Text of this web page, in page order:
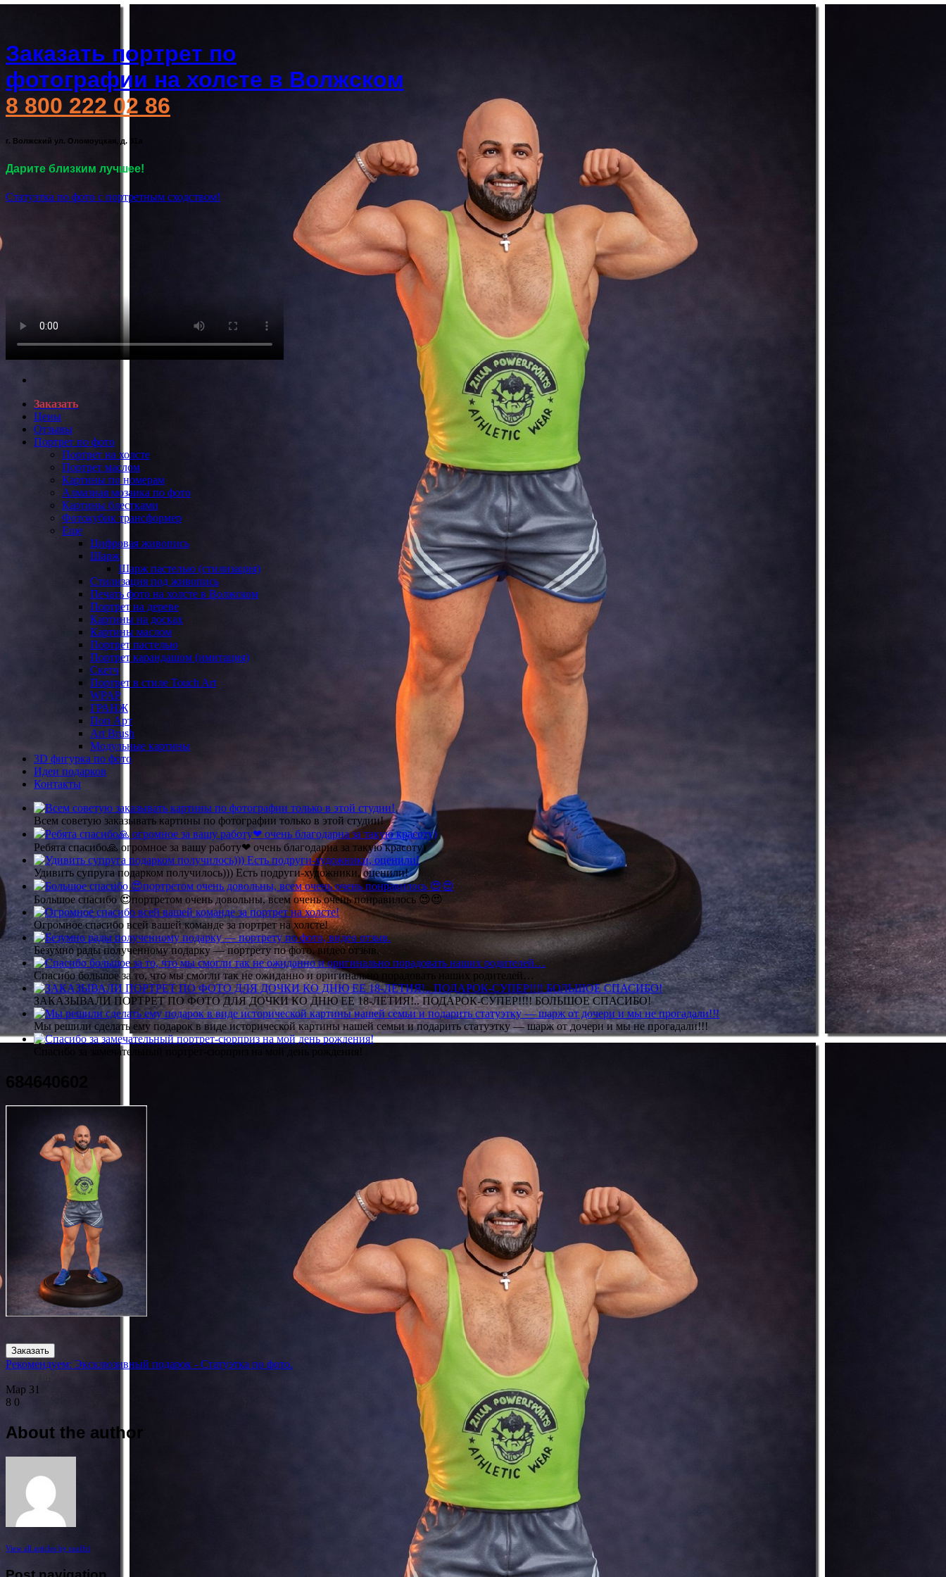
Заказать портрет по
фотографии на холсте в Волжском
8 800 222 02 86
г. Волжский ул. Оломоуцкая, д. 31а
Дарите близким лучшее!
Статуэтка по фото с портретным сходством!
Заказать
Цены
Отзывы
Портрет по фото
Портрет на холсте
Портрет маслом
Картины по номерам
Алмазная мозаика по фото
Картины блестками
Фотокубик трансформер
Еще
Цифровая живопись
Шарж
Шарж пастелью (стилизация)
Стилизация под живопись
Печать фото на холсте в Волжском
Портрет на дереве
Картины на досках
Картины маслом
Портрет пастелью
Портрет карандашом (имитация)
Скетч
Портрет в стиле Touch Art
WPAP
ГРАНЖ
Поп Арт
Art Brush
Модульные картины
3D фигурка по фото
Идеи подарков
Контакты
Всем советую заказывать картины по фотографии только в этой студии!
Ребята спасибо🙏 огромное за вашу работу❤ очень благодарна за такую красоту)
Удивить супруга подарком получилось))) Есть подруги-художники, оценили!
Большое спасибо 😍портретом очень довольны, всем очень очень понравилось 😍😍
Огромное спасибо всей вашей команде за портрет на холсте!
Безумно рады полученному подарку — портрету по фото, видео отзыв.
Спасибо большое за то, что мы смогли так не ожиданно и оригинально порадовать наших родителей…
ЗАКАЗЫВАЛИ ПОРТРЕТ ПО ФОТО ДЛЯ ДОЧКИ КО ДНЮ ЕЕ 18-ЛЕТИЯ!.. ПОДАРОК-СУПЕР!!!! БОЛЬШОЕ СПАСИБО!
Мы решили сделать ему подарок в виде исторической картины нашей семьи и подарить статуэтку — шарж от дочери и мы не прогадали!!!
Спасибо за замечательный портрет-сюрприз на мой день рождения!
684640602
Заказать
Рекомендуем: Эксклюзивный подарок - Статуэтка по фото.
Мар 31
8 0
About the author
View all articles by rauffri